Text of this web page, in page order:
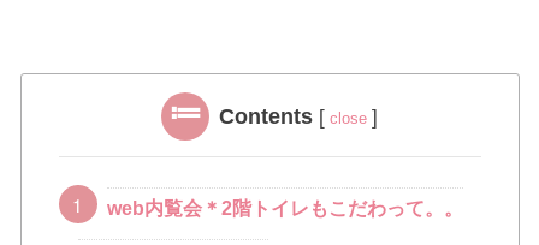
Contents [ close ]
web内覧会＊2階トイレもこだわって。。